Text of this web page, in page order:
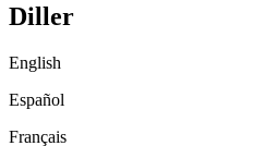
Diller
English
Español
Français